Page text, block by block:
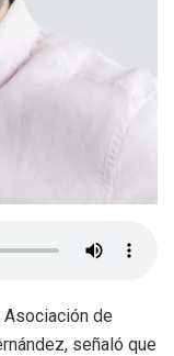
de
señaló que